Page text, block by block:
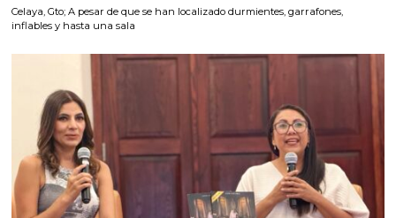
Celaya, Gto; A pesar de que se han localizado durmientes, garrafones,
inflables y hasta una sala